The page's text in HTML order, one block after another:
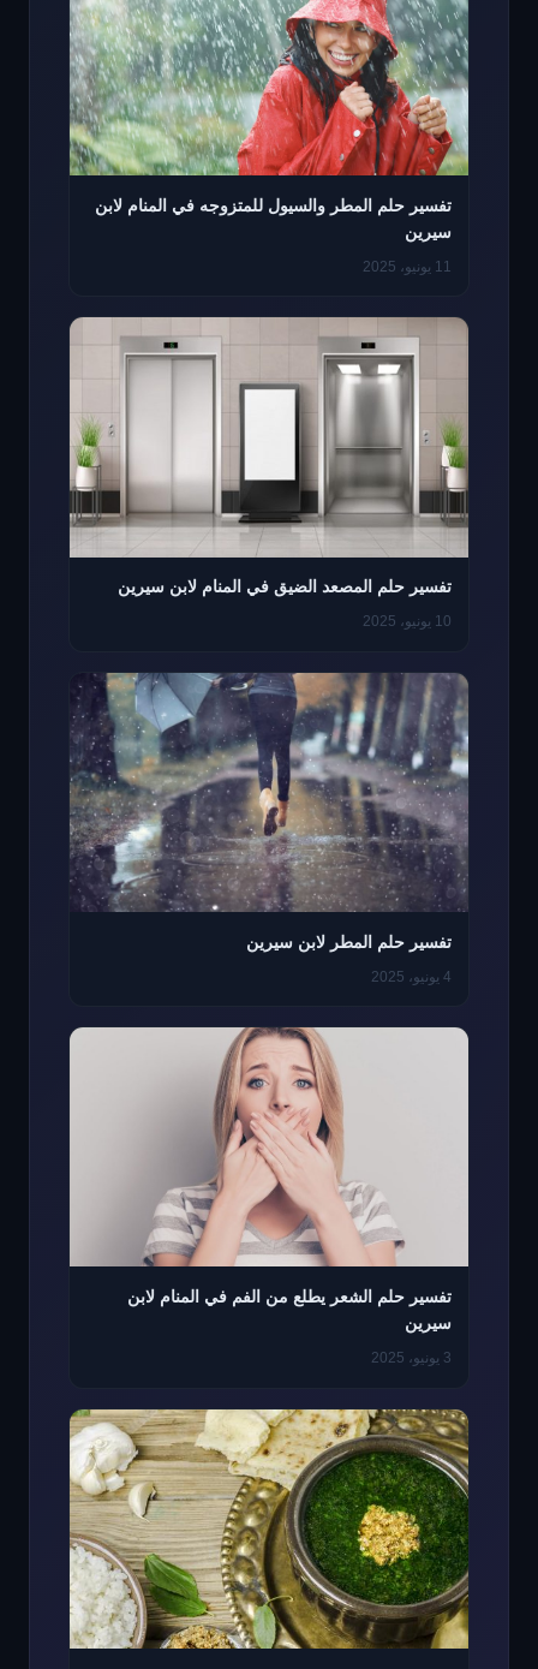
تفسير حلم المطر والسيول للمتزوجه في المنام لابن
سيرين
11 يونيو، 2025
تفسير حلم المصعد الضيق في المنام لابن سيرين
10 يونيو، 2025
تفسير حلم المطر لابن سيرين
4 يونيو، 2025
تفسير حلم الشعر يطلع من الفم في المنام لابن
سيرين
3 يونيو، 2025